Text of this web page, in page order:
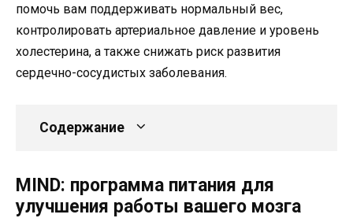
помочь вам поддерживать нормальный вес,
контролировать артериальное давление и уровень
холестерина, а также снижать риск развития
сердечно-сосудистых заболевания.
Содержание
MIND: программа питания для
улучшения работы вашего мозга